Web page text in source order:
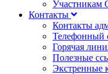
Участникам
Контакты
Контакты
Телефонный
Горячая
Полезные
Экстренные